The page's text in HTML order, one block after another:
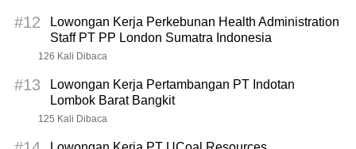
#12
Lowongan Kerja Perkebunan Health Administration
Staff PT PP London Sumatra Indonesia
126 Kali Dibaca
#13
Lowongan Kerja Pertambangan PT Indotan
Lombok Barat Bangkit
125 Kali Dibaca